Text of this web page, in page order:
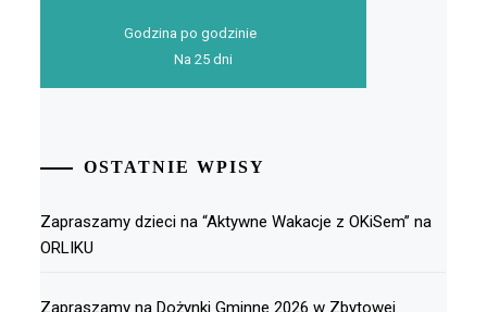
Godzina po godzinie
Na 25 dni
OSTATNIE WPISY
Zapraszamy dzieci na “Aktywne Wakacje z OKiSem” na
ORLIKU
Zapraszamy na Dożynki Gminne 2026 w Zbytowej.